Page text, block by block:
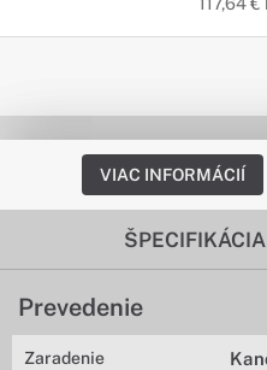
VIAC INFORMÁCIÍ
Prevedenie
Zaradenie